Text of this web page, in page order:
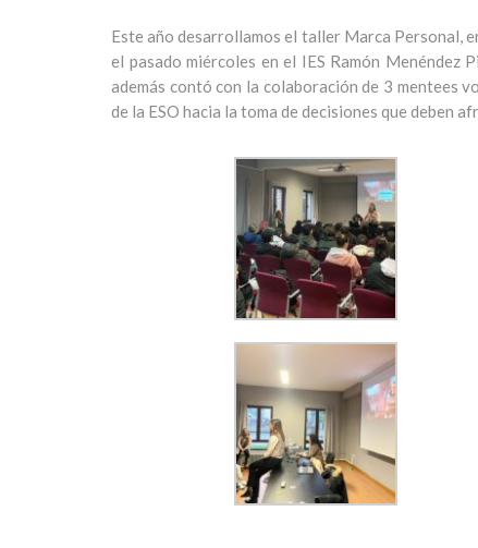
Este año desarrollamos el taller Marca Personal,
el pasado miércoles en el IES Ramón Menéndez
además contó con la colaboración de 3 mentees
de la ESO hacia la toma de decisiones que deben